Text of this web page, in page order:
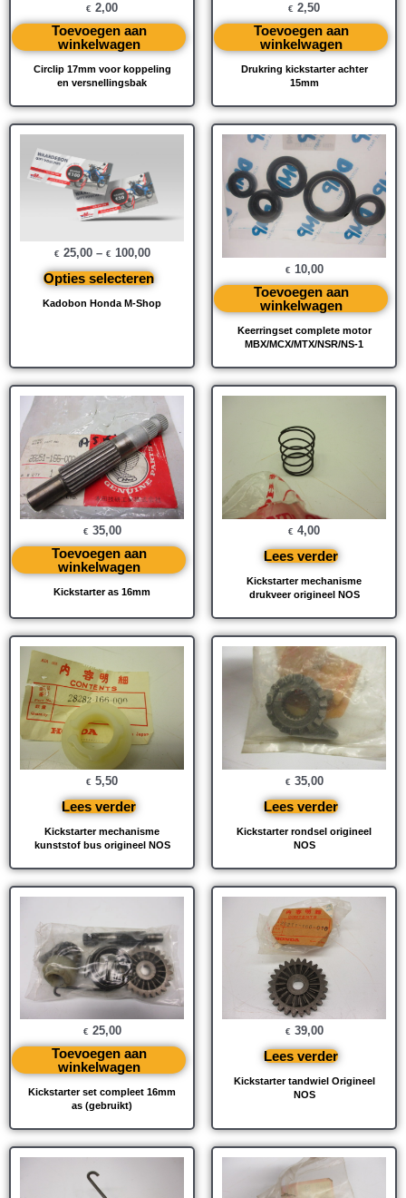
Circlip 17mm voor koppeling
en versnellingsbak
€ 2,00
Toevoegen aan
winkelwagen
Drukring kickstarter achter
15mm
€ 2,50
Toevoegen aan
winkelwagen
Kadobon Honda M-Shop
€ 25,00– € 100,00
Opties selecteren
Keerringset complete motor
MBX/MCX/MTX/NSR/NS-1
€ 10,00
Toevoegen aan
winkelwagen
Kickstarter as 16mm
€ 35,00
Toevoegen aan
winkelwagen
Kickstarter mechanisme
drukveer origineel NOS
€ 4,00
Lees verder
Kickstarter mechanisme
kunststof bus origineel NOS
€ 5,50
Lees verder
Kickstarter rondsel origineel
NOS
€ 35,00
Lees verder
Kickstarter set compleet 16mm
as (gebruikt)
€ 25,00
Toevoegen aan
winkelwagen
Kickstarter tandwiel Origineel
NOS
€ 39,00
Lees verder